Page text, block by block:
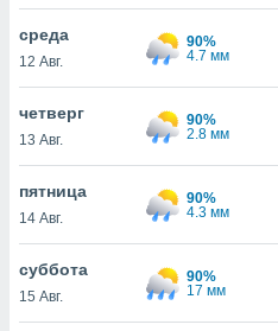
нашей
cookie
в
ВЫ
среда
12 Авг.
90%
4.7 мм
четверг
13 Авг.
90%
2.8 мм
пятница
14 Авг.
90%
4.3 мм
суббота
15 Авг.
90%
17 мм